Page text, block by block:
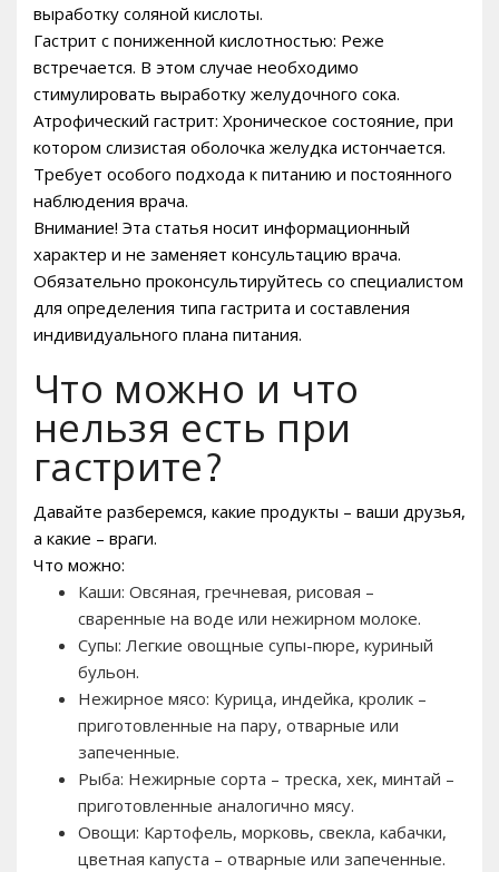
выработку соляной кислоты.
Гастрит с пониженной кислотностью: Реже
встречается. В этом случае необходимо
стимулировать выработку желудочного сока.
Атрофический гастрит: Хроническое состояние, при
котором слизистая оболочка желудка истончается.
Требует особого подхода к питанию и постоянного
наблюдения врача.
Внимание! Эта статья носит информационный
характер и не заменяет консультацию врача.
Обязательно проконсультируйтесь со специалистом
для определения типа гастрита и составления
индивидуального плана питания.
Что можно и что
нельзя есть при
гастрите?
Давайте разберемся, какие продукты – ваши друзья,
а какие – враги.
Что можно:
Каши: Овсяная, гречневая, рисовая –
сваренные на воде или нежирном молоке.
Супы: Легкие овощные супы-пюре, куриный
бульон.
Нежирное мясо: Курица, индейка, кролик –
приготовленные на пару, отварные или
запеченные.
Рыба: Нежирные сорта – треска, хек, минтай –
приготовленные аналогично мясу.
Овощи: Картофель, морковь, свекла, кабачки,
цветная капуста – отварные или запеченные.